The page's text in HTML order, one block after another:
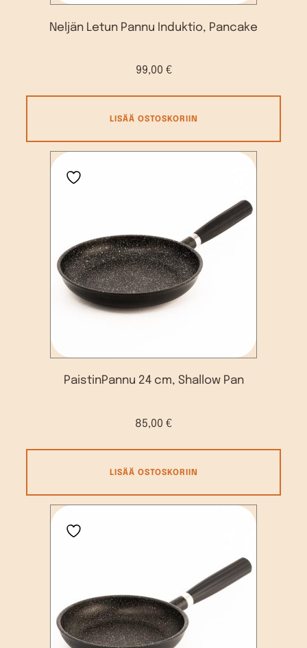
Neljän Letun Pannu Induktio, Pancake
99,00 €
LISÄÄ OSTOSKORIIN
PaistinPannu 24 cm, Shallow Pan
85,00 €
LISÄÄ OSTOSKORIIN